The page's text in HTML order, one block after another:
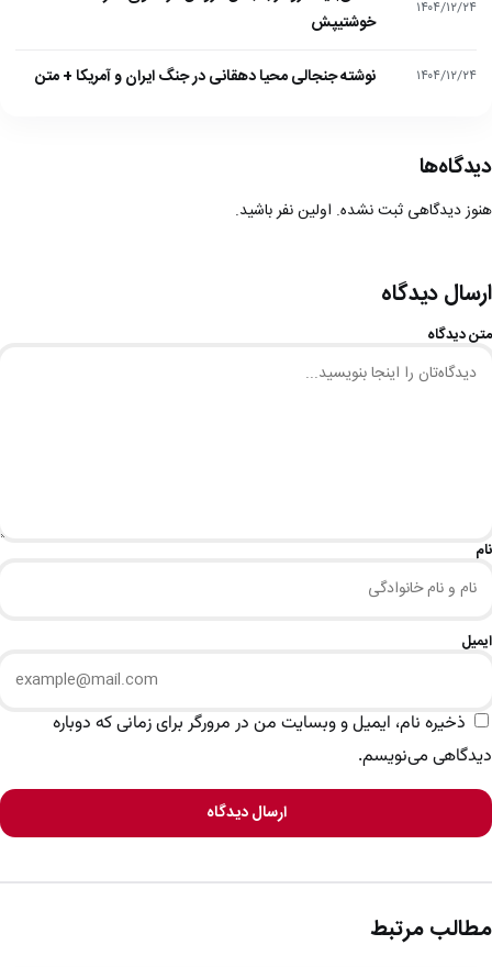
۱۴۰۴/۱۲/۲۴
خوشتیپش
۱۴۰۴/۱۲/۲۴ نوشته جنجالی محیا دهقانی در جنگ ایران و آمریکا + متن
دیدگاه‌ها
هنوز دیدگاهی ثبت نشده. اولین نفر باشید.
ارسال دیدگاه
متن دیدگاه
نام
ایمیل
ذخیره نام، ایمیل و وبسایت من در مرورگر برای زمانی که دوباره
دیدگاهی می‌نویسم.
ارسال دیدگاه
مطالب مرتبط